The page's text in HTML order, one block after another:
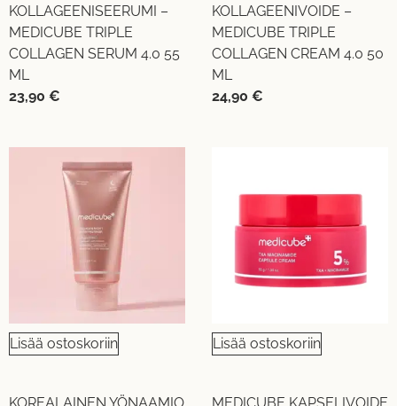
KOLLAGEENISEERUMI –
MEDICUBE TRIPLE
COLLAGEN SERUM 4.0 55
ML
23,90 €
KOLLAGEENIVOIDE –
MEDICUBE TRIPLE
COLLAGEN CREAM 4.0 50
ML
24,90 €
Lisää ostoskoriin Lisää ostoskoriin